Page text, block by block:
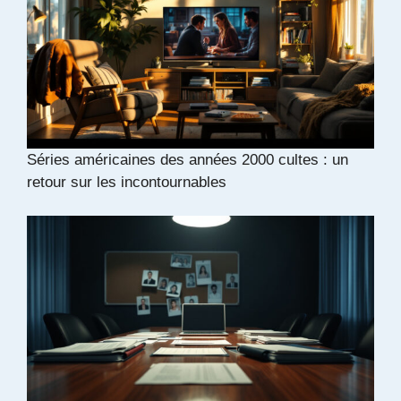
Séries américaines des années 2000 cultes : un
retour sur les incontournables